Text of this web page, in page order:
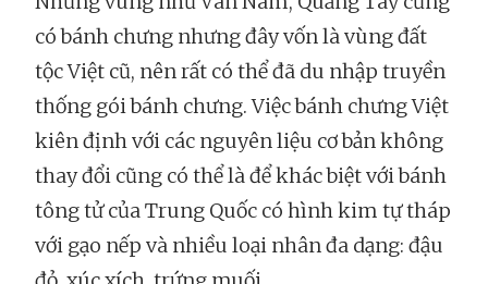
có bánh chưng nhưng đây vốn là vùng đất
tộc Việt cũ, nên rất có thể đã du nhập truyền
thống gói bánh chưng. Việc bánh chưng Việt
kiên định với các nguyên liệu cơ bản không
thay đổi cũng có thể là để khác biệt với bánh
tông tử của Trung Quốc có hình kim tự tháp
với gạo nếp và nhiều loại nhân đa dạng: đậu